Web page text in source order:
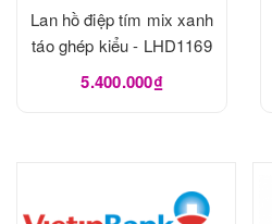
Lan hồ điệp tím mix xanh
táo ghép kiểu - LHD1169
5.400.000₫